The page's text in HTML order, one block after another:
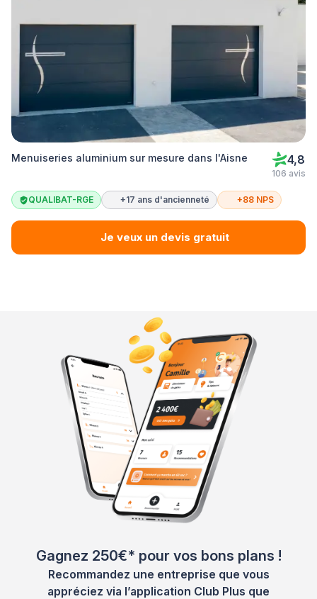
Menuiseries aluminium sur mesure dans l'Aisne 4,8
106 avis
QUALIBAT-RGE +17 ans d'ancienneté +88 NPS
Je veux un devis gratuit
Gagnez 250€* pour vos bons plans !
Recommandez une entreprise que vous
appréciez via l’application Club Plus que